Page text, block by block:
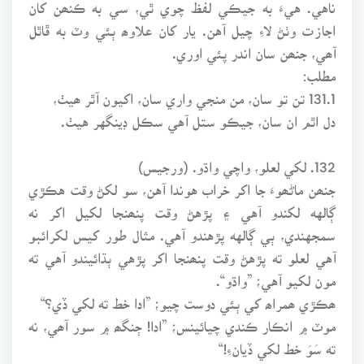
اجازت وٺڻ لاءِ چيل آهن. يار کان علاوھ ٻئي وٽ به ڦاٿل
آھي، جنھن سان اندر پئي اوري.
مطلب:
131.1 تن تو سان، من منجي واري سان، اکيون آٿر ھيٺ،
دل اٿم ان سان، جيڪو ستل آهي سڪل ڊينگهر هيٺ.
132. لکي لعلو، واچي واڌو. (ورجيس)
جنھن ماڻھوءَ جا اکر خراب هوندا آهن، سو لکڻ وقت هڪڙي
ڳالهه لکندو آهي ۽ پڙهڻ وقت پنھنجا لکيل اکر نه
سمجهندي، ٻي ڳالهه پڙهندو آهي. مثال طور کيس لکرائبو
آهي لعلو ته پڙهڻ وقت پنھنجا اکر پڙهي ٻڌائيندو آهي ته
مون لکيو آهي؛ ”واڌو“.
ھڪڙي ھمراھ کي ٻئي دوست چيو؛ ”ادا خط ته لکي ڏي؟“
موٽ ۾ انڪار ڪندي چيائينس؛ ”ادا! ڄنگھ ۾ سور آھي، نه
ته سَوَ خط لکي ڏيان!“